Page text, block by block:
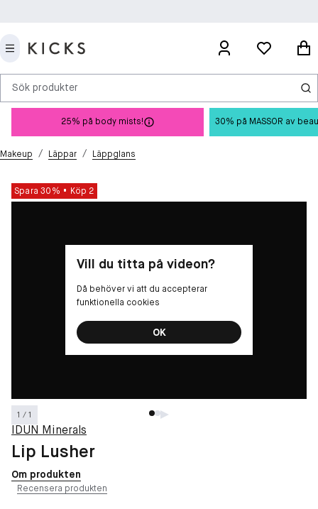
Sök produkter
25% på body mists! 30% på MASSOR av
Makeup / Läppar / Läppglans
Spara 30% Köp 2
1 / 1
Vill du titta på videon?
Då behöver vi att du accepterar
funktionella cookies
OK
IDUN Minerals
Lip Lusher
Om produkten
Recensera produkten